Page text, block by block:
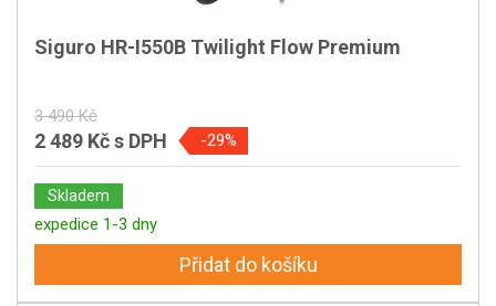
Siguro HR-I550B Twilight Flow Premium
3 490 Kč
2 489 Kčs DPH -29%
Skladem
expedice 1-3 dny
Přidat do košíku